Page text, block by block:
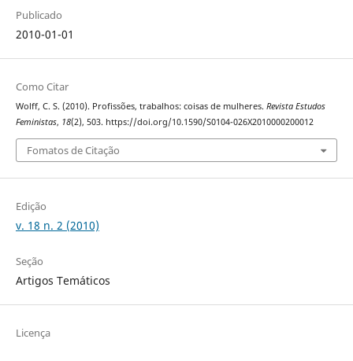
Publicado
2010-01-01
Como Citar
Wolff, C. S. (2010). Profissões, trabalhos: coisas de mulheres. Revista Estudos
Feministas, 18(2), 503. https://doi.org/10.1590/S0104-026X2010000200012
Fomatos de Citação
Edição
v. 18 n. 2 (2010)
Seção
Artigos Temáticos
Licença